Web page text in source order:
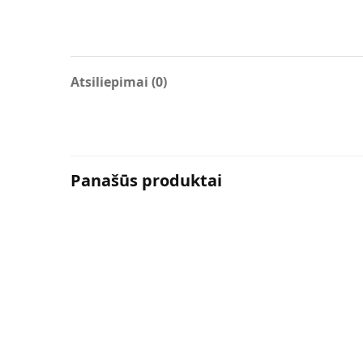
Atsiliepimai (0)
Panašūs produktai